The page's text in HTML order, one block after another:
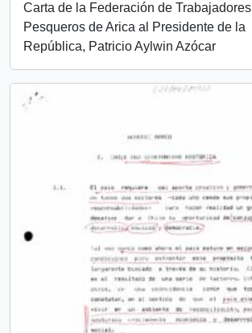
Carta de la Federación de Trabajadores
Pesqueros de Arica al Presidente de la
República, Patricio Aylwin Azócar